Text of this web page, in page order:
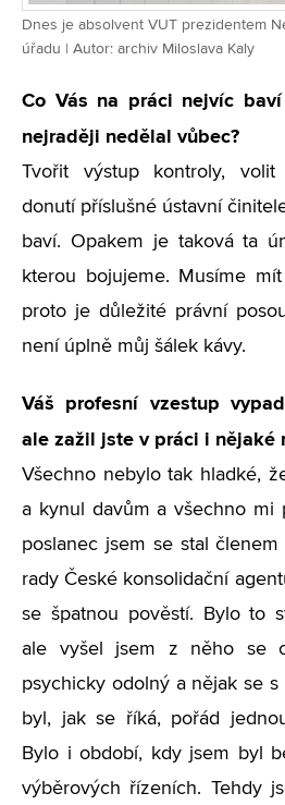
Dnes je absolvent VUT prezidentem
úřadu | Autor: archiv Miloslava Kaly
Co Vás na práci nejvíc
nejraději nedělal vůbec?
Tvořit výstup kontroly,
donutí příslušné ústavní
baví. Opakem je taková ta
kterou bojujeme. Musíme
proto je důležité právní
není úplně můj šálek kávy.
Váš profesní vzestup
ale zažil jste v práci i nějaké
Všechno nebylo tak hladké,
a kynul davům a všechno mi
poslanec jsem se stal
rady České konsolidační
se špatnou pověstí. Bylo to
ale vyšel jsem z něho se
psychicky odolný a nějak se
byl, jak se říká, pořád
Bylo i období, kdy jsem byl
výběrových řízeních. Tehdy